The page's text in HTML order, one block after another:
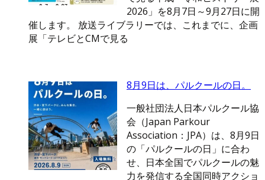
2026」を8月7日～9月27日に開
催します。 放送ライブラリーでは、これまでに、企画
展「テレビとCMで見る
8月9日は、パルクールの日。
一般社団法人日本パルクール協
会（Japan Parkour
Association：JPA）は、8月9日
の「パルクールの日」に合わ
せ、日本全国でパルクールの魅
力を発信する全国同時アクショ